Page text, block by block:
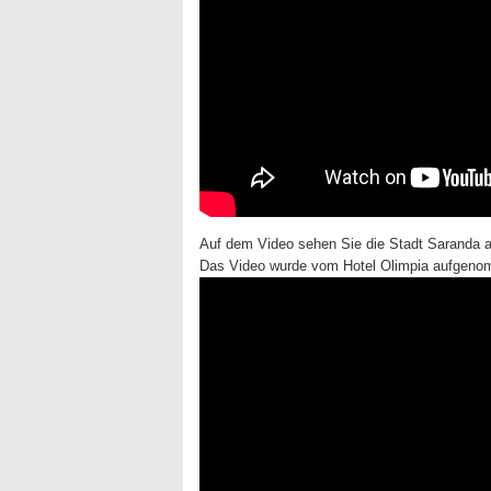
Auf dem Video sehen Sie die Stadt Saranda
Das Video wurde vom Hotel Olimpia